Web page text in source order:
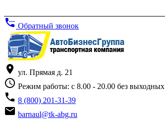
settings_phone Обратный звонок
place ул. Прямая д. 21
access_time Режим работы: с 8.00 - 20.00 без выходных
phone 8 (800) 201-31-39
email barnaul@tk-abg.ru